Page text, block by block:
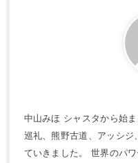
中山みほ シャスタから始
巡礼、熊野古道、アッシジ
ていきました。 世界のパ